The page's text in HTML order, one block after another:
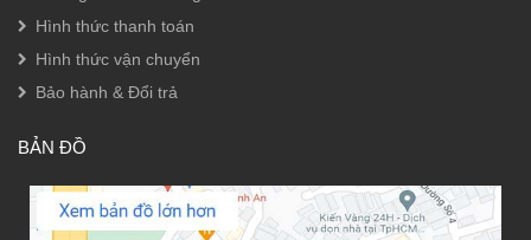
Hình thức thanh toán
Hình thức vận chuyển
Bảo hành & Đổi trả
BẢN ĐỒ